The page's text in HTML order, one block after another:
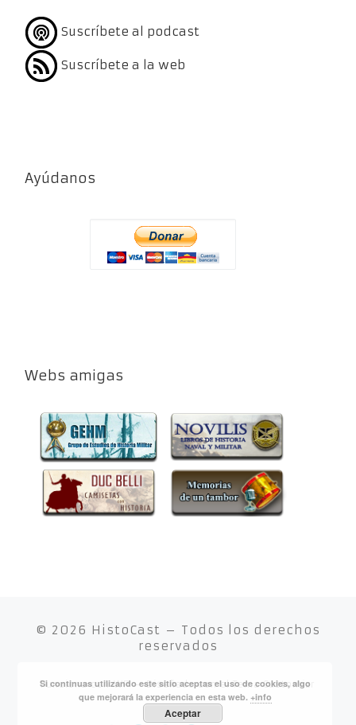
Suscríbete al podcast
Suscríbete a la web
Ayúdanos
Webs amigas
© 2026 HistoCast – Todos los derechos
reservados
Funciona conWP– Diseñado con elTema Customizr
Si continuas utilizando este sitio aceptas el uso de cookies, algo
que mejorará la experiencia en esta web. +info
Aceptar